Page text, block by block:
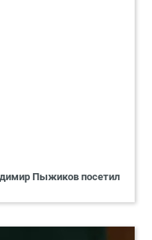
Пыжиков посетил